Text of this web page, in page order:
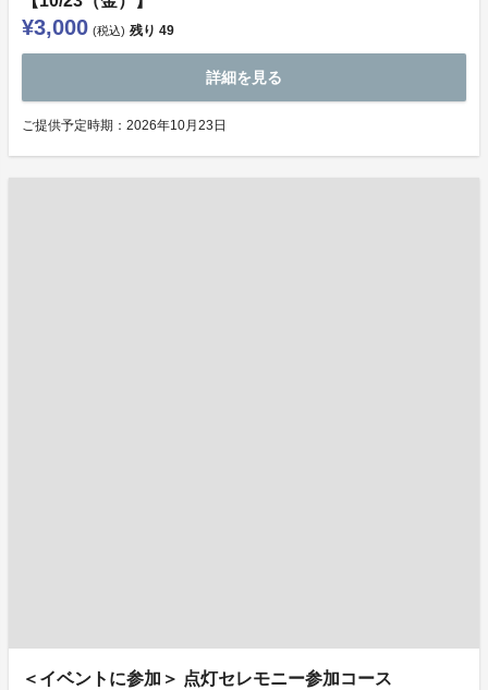
¥3,000 (税込) 残り 49
詳細を見る
ご提供予定時期：2026年10月23日
＜イベントに参加＞ 点灯セレモニー参加コース